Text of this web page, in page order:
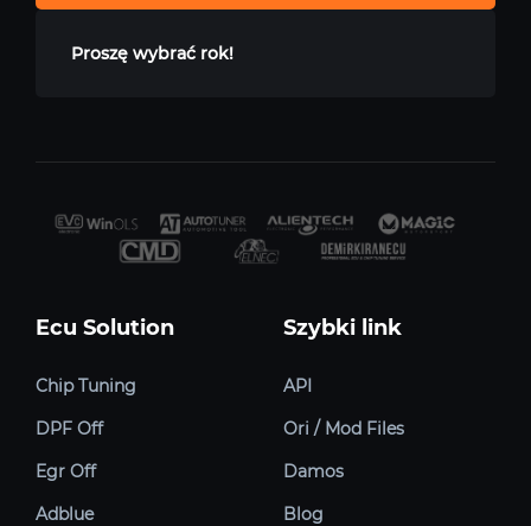
Proszę wybrać rok!
Ecu Solution
Chip Tuning
DPF Off
Egr Off
Adblue
Szybki link
API
Ori / Mod Files
Damos
Blog